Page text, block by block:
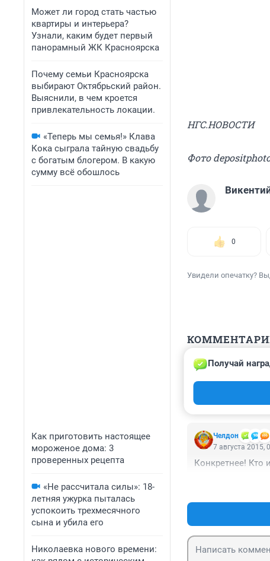
Может ли город стать частью
квартиры и интерьера?
Узнали, каким будет первый
панорамный ЖК Красноярска
Почему семьи Красноярска
выбирают Октябрьский район.
Выяснили, в чем кроется
привлекательность локации.
«Теперь мы семья!» Клава
Кока сыграла тайную свадьбу
с богатым блогером. В какую
сумму всё обошлось
Как приготовить настоящее
мороженое дома: 3
проверенных рецепта
«Не рассчитала силы»: 18-
летняя ужурка пыталась
успокоить трехмесячного
сына и убила его
Николаевка нового времени:
НГС.НОВОСТИ
Фото
0
Увидели опечатку?
Гость
Мужчина умер!
Челдон
Получай
7 августа 2015,
Конкретнее! Кто